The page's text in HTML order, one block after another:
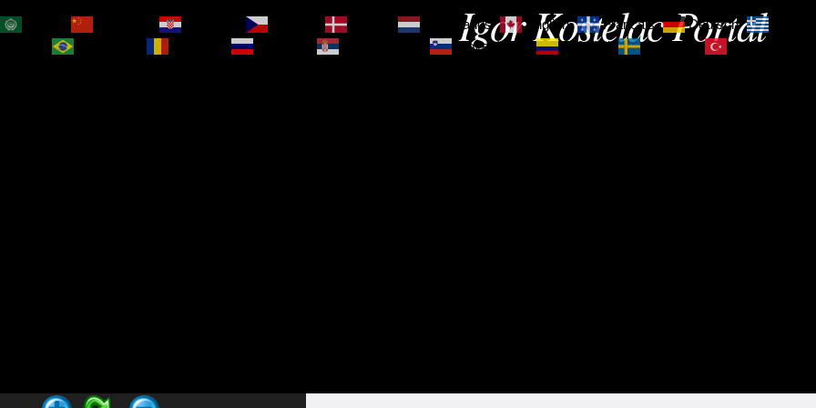
Igor Kostelac Portal
Nederlands English Français Deutsch
Slovenščina Español Svenska Türkçe